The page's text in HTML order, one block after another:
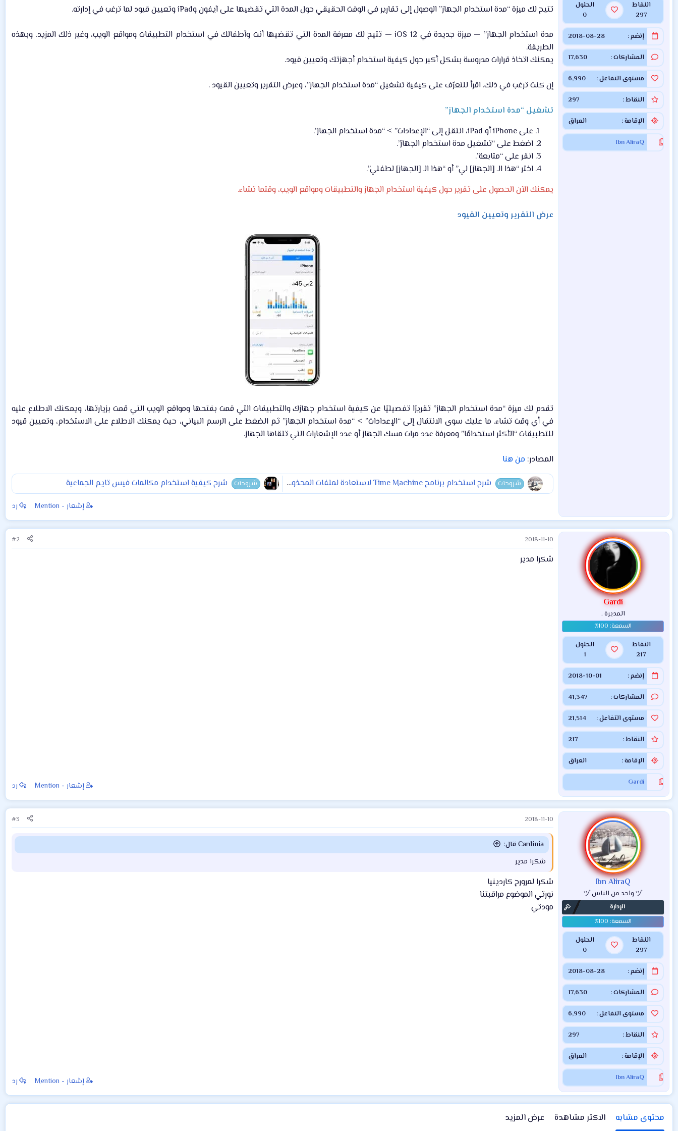
النقاط
297
الحلول
0
إنضم 2018-08-28
المشاركات 17,630
مستوى التفاعل 6,990
النقاط 297
الإقامة العراق
Ibn AliraQ
تتيح لك ميزة “مدة استخدام الجهاز” الوصول إلى تقارير في الوقت الحقيقي حول المدة التي تقضيها على آيفون وiPad وتعيين قيود لما ترغب في إدارته.​
مدة استخدام الجهاز”‏ — ‏ميزة جديدة في iOS 12‏ — ‏تتيح لك معرفة المدة التي تقضيها أنت وأطفالك في استخدام التطبيقات ومواقع الويب، وغير ذلك المزيد. وبهذه
الطريقة.​
يمكنك اتخاذ قرارات مدروسة بشكل أكبر حول كيفية استخدام أجهزتك وتعيين قيود.​
إن كنت ترغب في ذلك. اقرأ للتعرّف على كيفية تشغيل “مدة استخدام الجهاز”، وعرض التقرير وتعيين القيود .​
تشغيل “مدة استخدام الجهاز”
على iPhone أو iPad، انتقل إلى “الإعدادات” > “مدة استخدام الجهاز”.​
اضغط على “تشغيل مدة استخدام الجهاز”.​
انقر على “متابعة”.​
اختر “هذا الـ [الجهاز] لي” أو “هذا الـ [الجهاز] لطفلي”.​
يمكنك الآن الحصول على تقرير حول كيفية استخدام الجهاز والتطبيقات ومواقع الويب، وقتما تشاء.
عرض التقرير وتعيين القيود
تقدم لك ميزة “مدة استخدام الجهاز” تقريرًا تفصيليًا عن كيفية استخدام جهازك والتطبيقات التي قمت بفتحها ومواقع الويب التي قمت بزيارتها، ويمكنك الاطلاع عليه
في أي وقت تشاء. ما عليك سوى الانتقال إلى “الإعدادات” > “مدة استخدام الجهاز” ثم الضغط على الرسم البياني، حيث يمكنك الاطلاع على الاستخدام، وتعيين قيود
للتطبيقات “الأكثر استخدامًا” ومعرفة عدد مرات مسك الجهاز أو عدد الإشعارات التي تلقاها الجهاز.​
المصادر: من هنا
شروحات شرح استخدام برنامج Time Machine لاستعادة لملفات المحذوفة شروحات شرح كيفية استخدام مكالمات فيس تايم الجماعية
إشعار - Mention رد
Gardi
المديرة .
النقاط
217
الحلول
1
إنضم 2018-10-01
المشاركات 41,347
مستوى التفاعل 21,514
النقاط 217
الإقامة العراق
Gardi
2018-11-10
#2
شكرا مدير
إشعار - Mention رد
Ibn AliraQ
ヅ واحد من الناس ヅ
الإدارة
النقاط
297
الحلول
0
إنضم 2018-08-28
المشاركات 17,630
مستوى التفاعل 6,990
النقاط 297
الإقامة العراق
Ibn AliraQ
2018-11-10
#3
Cardinia قال:
شكرا مدير
شكرا لمرورج كاردينيا
نورتي الموضوع مراقبتنا
مودتي
إشعار - Mention رد
محتوى مشابه الاكثر مشاهدة عرض المزيد